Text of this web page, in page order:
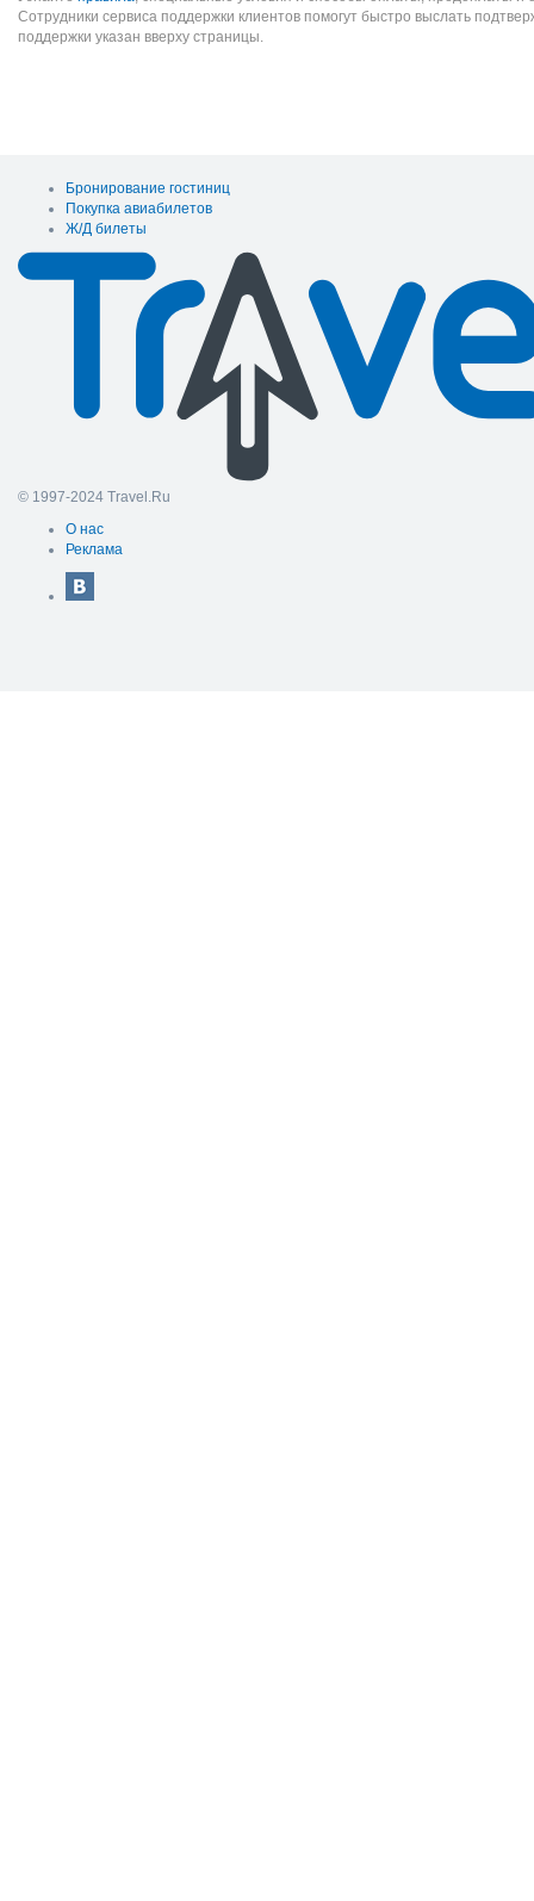
Сотрудники сервиса поддержки клиентов помогут быстро выслать
поддержки указан вверху страницы.
Бронирование гостиниц
Покупка авиабилетов
Ж/Д билеты
© 1997-2024 Travel.Ru
О нас
Реклама